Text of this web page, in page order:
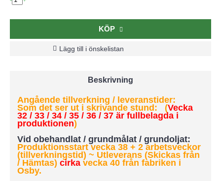
KÖP
Lägg till i önskelistan
Beskrivning
Angående tillverkning / leveranstider:
Som det ser ut i skrivande stund: (Vecka
32 / 33 / 34 / 35 / 36 / 37 är fullbelagda i
produktionen)
Vid obehandlat / grundmålat / grundoljat:
Produktionsstart vecka 38 + 2 arbetsveckor
(tillverkningstid) ~ Utleverans (Skickas från
/ Hämtas) cirka vecka 40 från fabriken i
Osby.